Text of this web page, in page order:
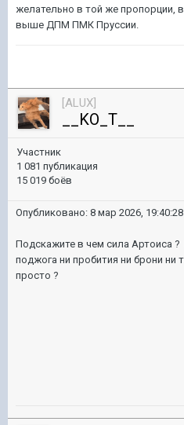
желательно в той же пропорции,
выше ДПМ ПМК Пруссии.
[ALUX]
__KO_T__
Участник
1 081 публикация
15 019 боёв
Опубликовано: 8 мар 2026, 19:40:28
Подскажите в чем сила Артоиса
поджога ни пробития ни брони
просто ?